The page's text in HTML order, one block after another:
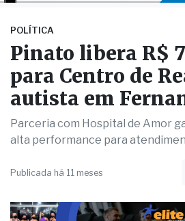
POLÍTICA
Pinato libera R$
para Centro de
autista em
Parceria com Hospital de Amor
alta performance para
Publicada há 11 meses